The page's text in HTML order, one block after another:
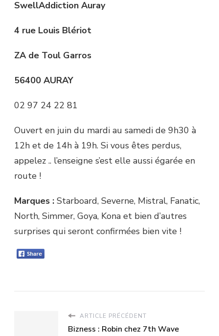
SwellAddiction Auray
4 rue Louis Blériot
ZA de Toul Garros
56400 AURAY
02 97 24 22 81
Ouvert en juin du mardi au samedi de 9h30 à
12h et de 14h à 19h. Si vous êtes perdus,
appelez .. l’enseigne s’est elle aussi égarée en
route !
Marques : Starboard, Severne, Mistral, Fanatic,
North, Simmer, Goya, Kona et bien d’autres
surprises qui seront confirmées bien vite !
ARTICLE PRÉCÉDENT
Bizness : Robin chez 7th Wave